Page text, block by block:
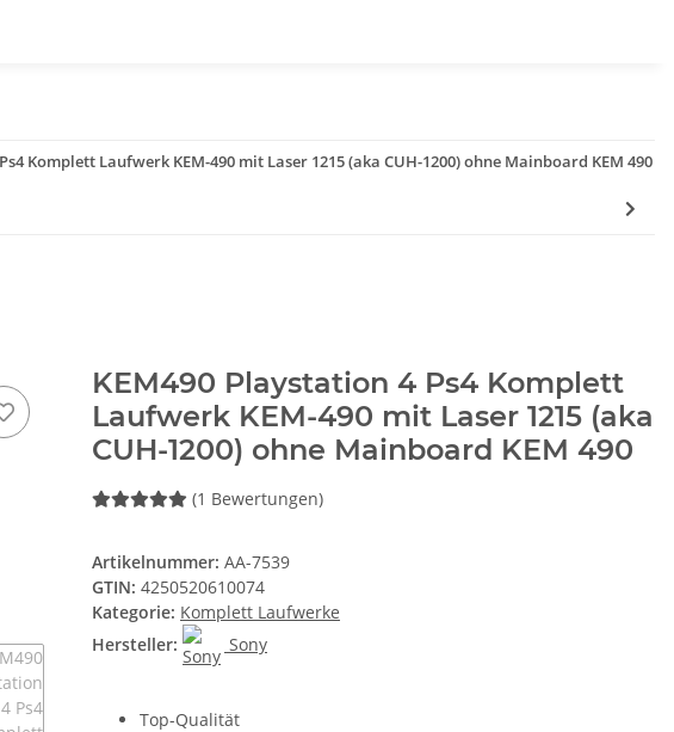
Komplett Laufwerk KEM-490 mit Laser 1215 (aka CUH-1200) ohne Mainboard KEM 490
KEM490 Playstation 4 Ps4 Komplett
Laufwerk KEM-490 mit Laser 1215 (aka
CUH-1200) ohne Mainboard KEM 490
(1 Bewertungen)
Artikelnummer: AA-7539
GTIN: 4250520610074
Kategorie: Komplett Laufwerke
Hersteller:
Sony
Top-Qualität